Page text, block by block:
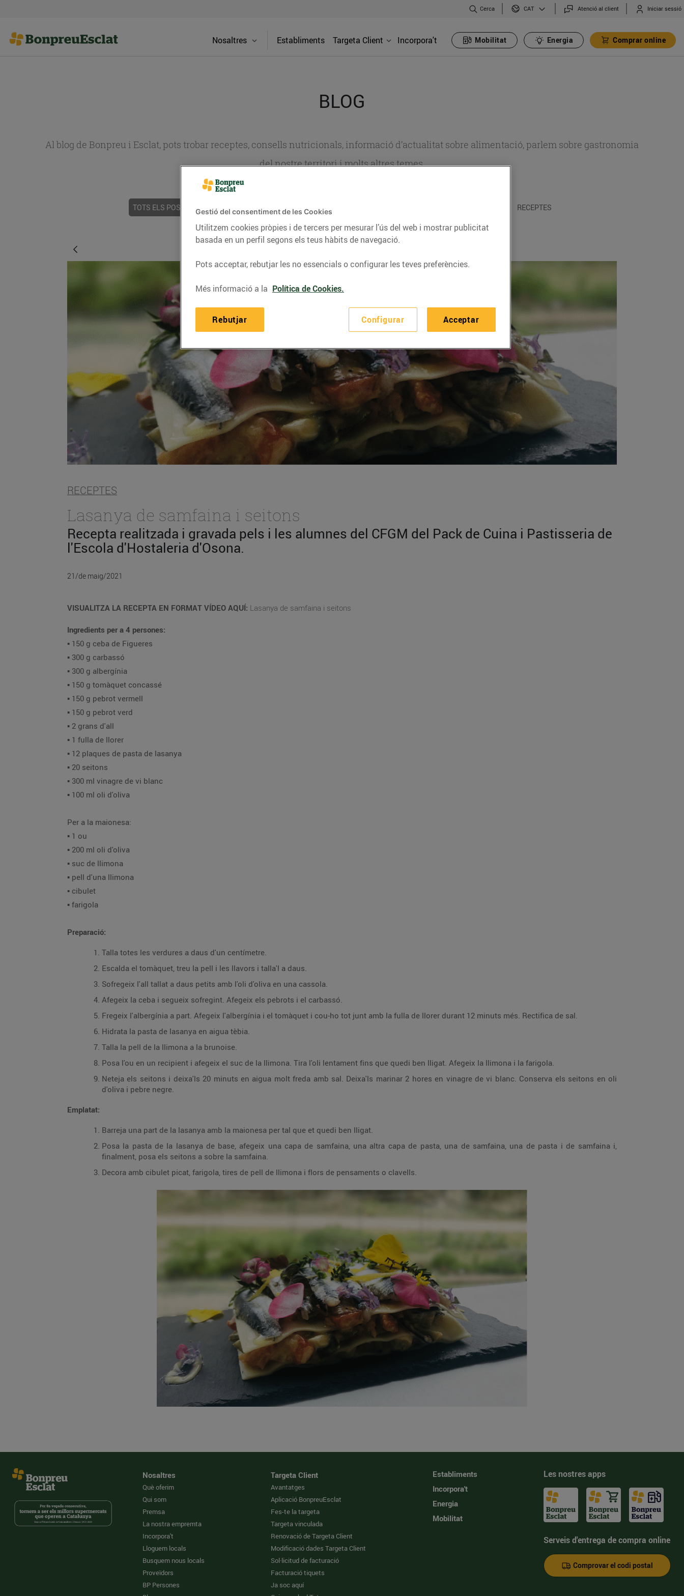
Cerca CAT Atenció al client Iniciar sessió
Nosaltres Establiments Targeta Client Incorpora't Mobilitat Energia Comprar online
BLOG
Al blog de Bonpreu i Esclat, pots trobar receptes, consells nutricionals, informació d’actualitat sobre alimentació, parlem sobre gastronomia
del nostre territori i molts altres temes.
TOTS ELS POSTS ACTUALITAT CONSELLS I HÀBITS SALUDABLES RECEPTES
RECEPTES
Lasanya de samfaina i seitons
Recepta realitzada i gravada pels i les alumnes del CFGM del Pack de Cuina i Pastisseria de
l'Escola d'Hostaleria d'Osona.
21/de maig/2021
VISUALITZA LA RECEPTA EN FORMAT VÍDEO AQUÍ: Lasanya de samfaina i seitons
Ingredients per a 4 persones:
▪️ 150 g ceba de Figueres
▪️ 300 g carbassó
▪️ 300 g albergínia
▪️ 150 g tomàquet concassé
▪️ 150 g pebrot vermell
▪️ 150 g pebrot verd
▪️ 2 grans d'all
▪️ 1 fulla de llorer
▪️ 12 plaques de pasta de lasanya
▪️ 20 seitons
▪️ 300 ml vinagre de vi blanc
▪️ 100 ml oli d'oliva
Per a la maionesa:
▪️ 1 ou
▪️ 200 ml oli d'oliva
▪️ suc de llimona
▪️ pell d'una llimona
▪️ cibulet
▪️ farigola
Preparació:
Talla totes les verdures a daus d'un centímetre.
Escalda el tomàquet, treu la pell i les llavors i talla'l a daus.
Sofregeix l'all tallat a daus petits amb l'oli d'oliva en una cassola.
Afegeix la ceba i segueix sofregint. Afegeix els pebrots i el carbassó.
Fregeix l'albergínia a part. Afegeix l'albergínia i el tomàquet i cou-ho tot junt amb la fulla de llorer durant 12 minuts més. Rectifica de sal.
Hidrata la pasta de lasanya en aigua tèbia.
Talla la pell de la llimona a la brunoise.
Posa l'ou en un recipient i afegeix el suc de la llimona. Tira l'oli lentament fins que quedi ben lligat. Afegeix la llimona i la farigola.
Neteja els seitons i deixa'ls 20 minuts en aigua molt freda amb sal. Deixa'ls marinar 2 hores en vinagre de vi blanc. Conserva els seitons en oli
d'oliva i pebre negre.
Emplatat:
Barreja una part de la lasanya amb la maionesa per tal que et quedi ben lligat.
Posa la pasta de la lasanya de base, afegeix una capa de samfaina, una altra capa de pasta, una de samfaina, una de pasta i de samfaina i,
finalment, posa els seitons a sobre la samfaina.
Decora amb cibulet picat, farigola, tires de pell de llimona i flors de pensaments o clavells.
Nosaltres
Què oferim
Qui som
Premsa
La nostra empremta
Incorpora't
Lloguem locals
Busquem nous locals
Proveïdors
BP Persones
Targeta Client
Avantatges
Aplicació BonpreuEsclat
Fes-te la targeta
Targeta vinculada
Renovació de Targeta Client
Modificació dades Targeta Client
Sol·licitud de facturació
Facturació tiquets
Ja soc aquí
Establiments
Incorpora't
Energia
Mobilitat
Les nostres apps
Serveis d'entrega de compra online
Comprovar el codi postal
Gestió del consentiment de les Cookies
Utilitzem cookies pròpies i de tercers per mesurar l’ús del web i mostrar publicitat
basada en un perfil segons els teus hàbits de navegació.
Pots acceptar, rebutjar les no essencials o configurar les teves preferències.
Més informació a la Política de Cookies.
Configurar
Rebutjar Acceptar